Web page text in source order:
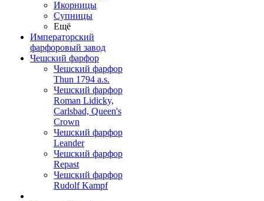
Икорницы
Супницы
Ещё
Императорский
фарфоровый завод
Чешский фарфор
Чешский фарфор
Thun 1794 a.s.
Чешский фарфор
Roman Lidicky,
Carlsbad, Queen's
Crown
Чешский фарфор
Leander
Чешский фарфор
Repast
Чешский фарфор
Rudolf Kampf